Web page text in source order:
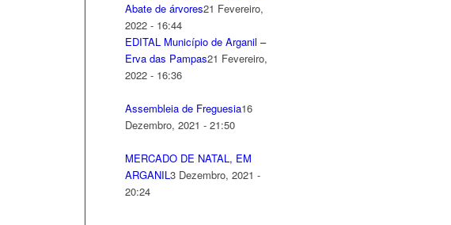
Abate de árvores21 Fevereiro,
2022 - 16:44
EDITAL Município de Arganil –
Erva das Pampas21 Fevereiro,
2022 - 16:36
Assembleia de Freguesia16
Dezembro, 2021 - 21:50
MERCADO DE NATAL, EM
ARGANIL3 Dezembro, 2021 -
20:24